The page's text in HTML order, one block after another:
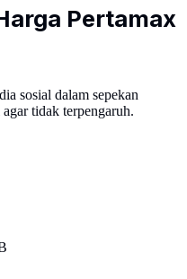
Pertamax
sosial dalam sepekan
tidak terpengaruh.